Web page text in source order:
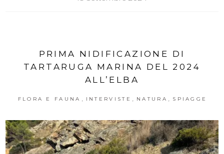
PRIMA NIDIFICAZIONE DI
TARTARUGA MARINA DEL 2024
ALL’ELBA
FLORA E FAUNA INTERVISTE NATURA SPIAGGE